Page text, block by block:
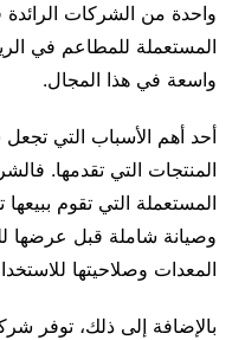
واحدة من الشركات
المستعملة للمطاعم في
واسعة في هذا المجال.
أحد أهم الأسباب التي تجعل
المنتجات التي تقدمها.
المستعملة التي تقوم
وصيانة شاملة قبل عرضها
المعدات وصلاحيتها
بالإضافة إلى ذلك، توفر